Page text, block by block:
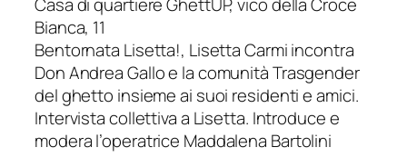
Casa di quartiere GhettUP, vico della Croce
Bianca, 11
Bentornata Lisetta!, Lisetta Carmi incontra
Don Andrea Gallo e la comunità Trasgender
del ghetto insieme ai suoi residenti e amici.
Intervista collettiva a Lisetta. Introduce e
modera l’operatrice Maddalena Bartolini